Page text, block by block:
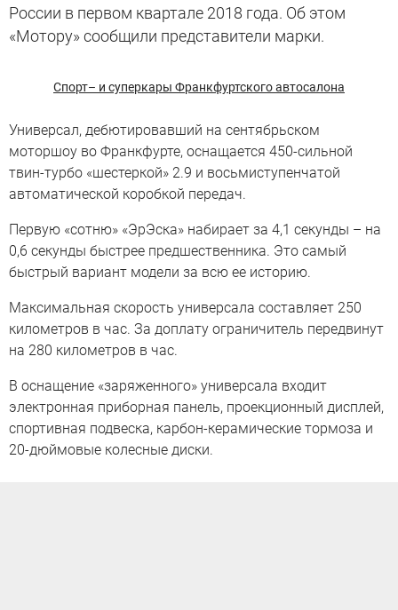
России в первом квартале 2018 года. Об этом
«Мотору» сообщили представители марки.
Спорт– и суперкары Франкфуртского автосалона
Универсал, дебютировавший на сентябрьском
моторшоу во Франкфурте, оснащается 450-сильной
твин-турбо «шестеркой» 2.9 и восьмиступенчатой
автоматической коробкой передач.
Первую «сотню» «ЭрЭска» набирает за 4,1 секунды – на
0,6 секунды быстрее предшественника. Это самый
быстрый вариант модели за всю ее историю.
Максимальная скорость универсала составляет 250
километров в час. За доплату ограничитель передвинут
на 280 километров в час.
В оснащение «заряженного» универсала входит
электронная приборная панель, проекционный дисплей,
спортивная подвеска, карбон-керамические тормоза и
20-дюймовые колесные диски.